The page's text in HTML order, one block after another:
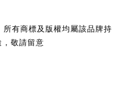
有商標及版權均屬該品牌持
敬請留意